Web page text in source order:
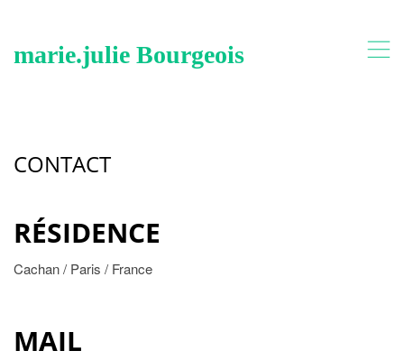
marie.julie Bourgeois ,
CONTACT
RÉSIDENCE
Cachan / Paris / France
MAIL